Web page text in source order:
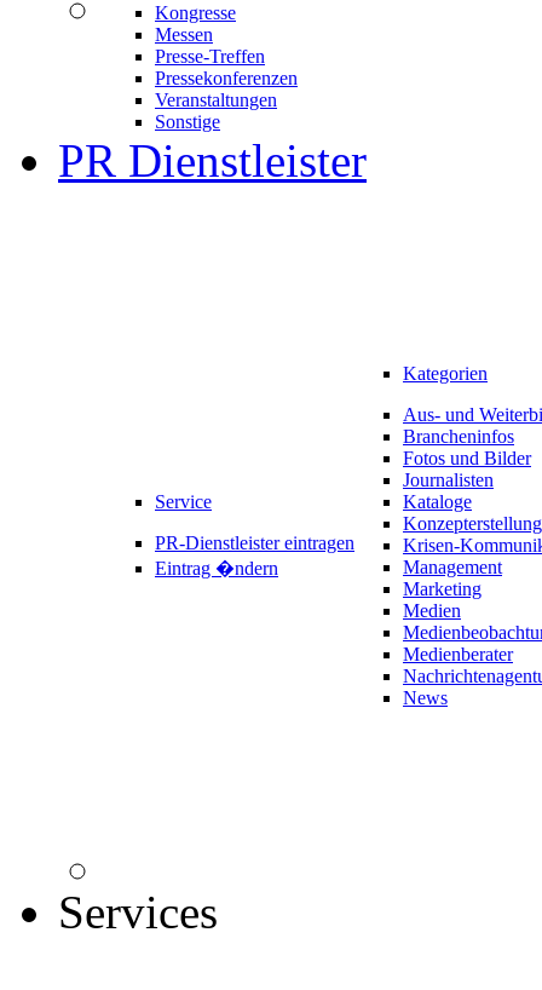
Kongresse
Messen
Presse-Treffen
Pressekonferenzen
Veranstaltungen
Sonstige
PR Dienstleister
Service
PR-Dienstleister eintragen
Eintrag �ndern
Kategorien
Aus- und
Brancheninfos
Fotos und Bilder
Journalisten
Kataloge
Konzepterstellung
Krisen-
Management
Marketing
Medien
Medienberater
News
Services